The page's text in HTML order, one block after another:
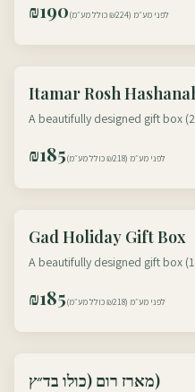
₪190 לפני מע״מ (₪224 כולל מע״מ)
Itamar Rosh
A beautifully designed gift box
₪185 לפני מע״מ (₪218 כולל מע״מ)
Gad Holiday Gift Box
A beautifully designed gift box
₪185 לפני מע״מ (₪218 כולל מע״מ)
מארז רום (כולו בד״ץ)